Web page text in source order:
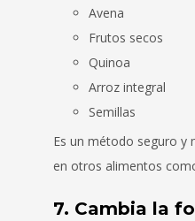
Avena
Frutos secos
Quinoa
Arroz integral
Semillas
Es un método seguro y
en otros alimentos
7. Cambia la